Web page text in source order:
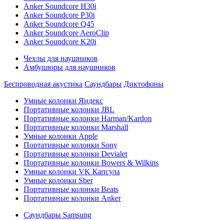
Anker Soundcore H30i
Anker Soundcore P30i
Anker Soundcore Q45
Anker Soundcore AeroClip
Anker Soundcore K20i
Чехлы для наушников
Амбушюры для наушников
Беспроводная акустика Саундбары Диктофоны
Умные колонки Яндекс
Портативные колонки JBL
Портативные колонки Harman/Kardon
Портативные колонки Marshall
Умные колонки Apple
Портативные колонки Sony
Портативные колонки Devialet
Портативные колонки Bowers & Wilkins
Умные колонки VK Капсула
Умные колонки Sber
Портативные колонки Beats
Портативные колонки Anker
Саундбары Samsung